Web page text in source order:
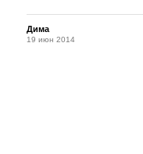
Дима
19 июн 2014